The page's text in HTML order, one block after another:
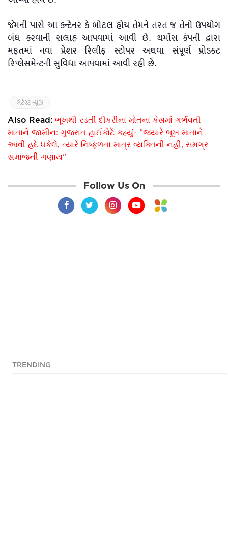
જેમની પાસે આ કન્ટેનર કે બોટલ હોય તેમને તરત જ તેનો ઉપયોગ
બંધ કરવાની સલાહ આપવામાં આવી છે. થર્મોસ કંપની દ્વારા
મફતમાં નવા પ્રેશર રિલીફ સ્ટોપર અથવા સંપૂર્ણ પ્રોડક્ટ
રિપ્લેસમેન્ટની સુવિધા આપવામાં આવી રહી છે.
લેટેસ્ટ ન્યૂઝ
Also Read: ભૂખથી રડતી દીકરીના મોતના કેસમાં ગર્ભવતી
માતાને જામીન: ગુજરાત હાઈકોર્ટે કહ્યું- “જ્યારે ભૂખ માતાને
આવી હદે ધકેલે, ત્યારે નિષ્ફળતા માત્ર વ્યક્તિની નહીં, સમગ્ર
સમાજની ગણાય”
Follow Us On
TRENDING